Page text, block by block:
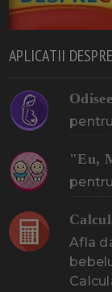
APLICATII
"Eu,
Afla